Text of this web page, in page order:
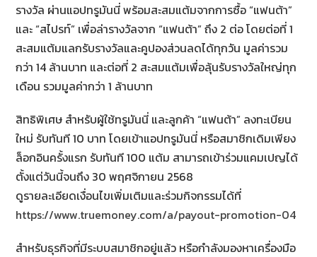
รางวัล ผ่านแอปทรูมันนี่ พร้อมสะสมแต้มจากการซื้อ “แฟนต้า”
และ “สไปรท์” เพื่อล่ารางวัลจาก “แฟนต้า” ถึง 2 ต่อ โดยต่อที่ 1
สะสมแต้มแลกรับรางวัลและคูปองส่วนลดได้ทุกวัน มูลค่ารวม
กว่า 14 ล้านบาท และต่อที่ 2 สะสมแต้มเพื่อลุ้นรับรางวัลใหญ่ทุก
เดือน รวมมูลค่ากว่า 1 ล้านบาท
สิทธิพิเศษ สำหรับผู้ใช้ทรูมันนี่ และลูกค้า “แฟนต้า” ลงทะเบียน
ใหม่ รับทันที 10 บาท โดยเข้าแอปทรูมันนี่ หรือสมาชิกเดิมเพียง
ล็อกอินครั้งแรก รับทันที 100 แต้ม สามารถเข้าร่วมแคมเปญได้
ตั้งแต่วันนี้จนถึง 30 พฤศจิกายน 2568
ดูรายละเอียดเงื่อนไขเพิ่มเติมและร่วมกิจกรรมได้ที่
https://www.truemoney.com/a/payout-promotion-04
สำหรับธุรกิจที่มีระบบสมาชิกอยู่แล้ว หรือกำลังมองหาเครื่องมือ